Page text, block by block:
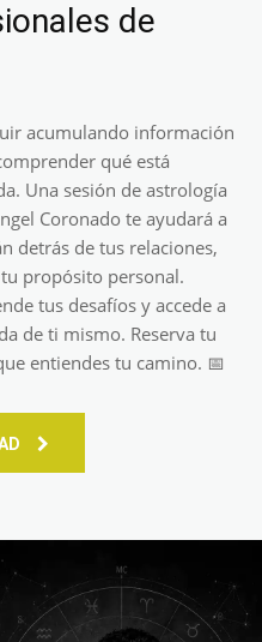
de
acumulando información
qué está
Una sesión de astrología
Coronado te ayudará a
detrás de tus relaciones,
propósito personal.
tus desafíos y accede a
de ti mismo. Reserva tu
entiendes tu camino. 📅